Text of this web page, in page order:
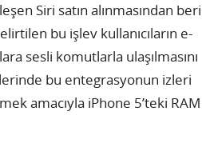
Siri satın alınmasından beri
bu işlev kullanıcıların e-
sesli komutlarla ulaşılmasını
bu entegrasyonun izleri
amacıyla iPhone 5’teki RAM